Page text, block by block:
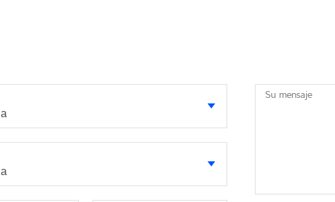
Su mensaje